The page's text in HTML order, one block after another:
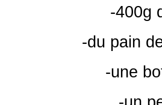
-400g
-du pain
-une